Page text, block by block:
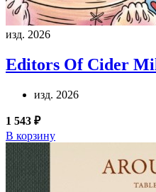
изд. 2026
Editors Of Cider
изд. 2026
1 543 ₽
В корзину